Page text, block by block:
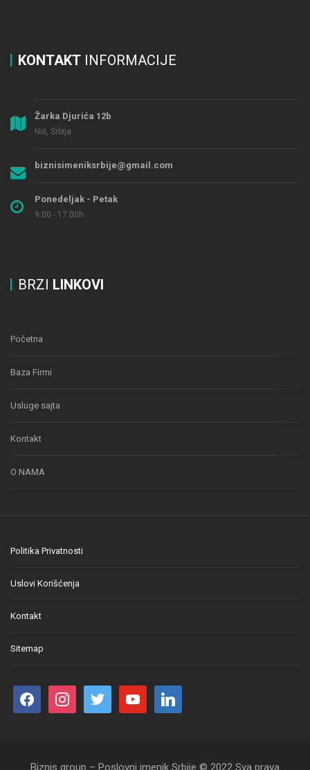
KONTAKT INFORMACIJE
Žarka Djurića 12b
Niš, Srbija
biznisimeniksrbije@gmail.com
Ponedeljak - Petak
9:00 - 17:00h
BRZI LINKOVI
Početna
Baza Firmi
Usluge sajta
Kontakt
O NAMA
Politika Privatnosti
Uslovi Korišćenja
Kontakt
Sitemap
Biznis group – Poslovni imenik Srbije © 2022 Sva prava